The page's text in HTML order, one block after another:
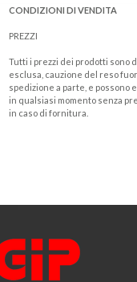
CONDIZIONI DI VENDITA
PREZZI
Tutti i prezzi dei prodotti sono
esclusa, cauzione del reso
spedizione a parte, e possono
in qualsiasi momento senza
in caso di fornitura.